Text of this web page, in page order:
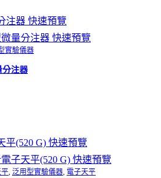
快速預覽
快速預覽
實驗儀器
分注器
快速預覽
快速預覽
泛用型實驗儀器 電子天平